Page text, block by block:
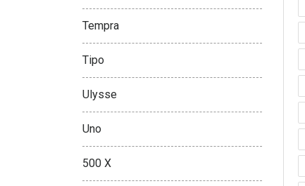
Tempra
Tipo
Ulysse
Uno
500 X